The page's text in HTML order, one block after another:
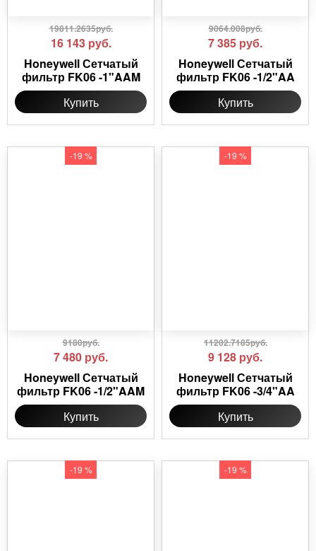
19811.2635руб.
16 143 руб.
Honeywell Сетчатый
фильтр FK06 -1"AAM
Купить
9064.008руб.
7 385 руб.
Honeywell Сетчатый
фильтр FK06 -1/2"AA
Купить
-19 %
9180руб.
7 480 руб.
Honeywell Сетчатый
фильтр FK06 -1/2"AAM
Купить
-19 %
11202.7185руб.
9 128 руб.
Honeywell Сетчатый
фильтр FK06 -3/4"AA
Купить
-19 % -19 %